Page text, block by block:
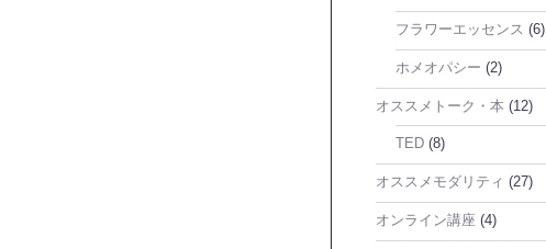
フラワーエッセンス (6)
ホメオパシー (2)
オススメトーク・本 (12)
TED (8)
オススメモダリティ (27)
オンライン講座 (4)